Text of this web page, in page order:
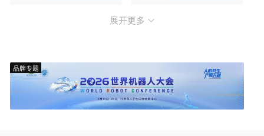
展开更多
品牌专题